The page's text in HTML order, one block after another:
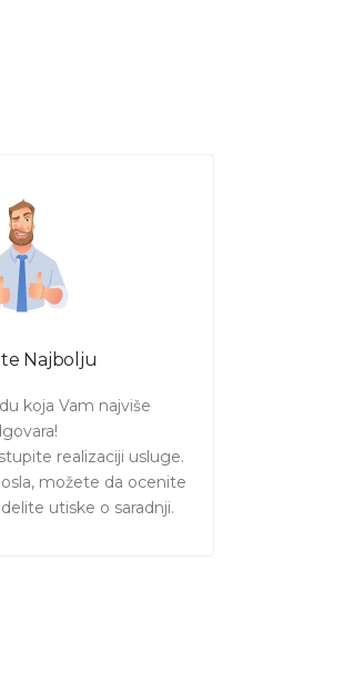
Najbolju
koja Vam najviše
realizaciji usluge.
možete da ocenite
utiske o saradnji.